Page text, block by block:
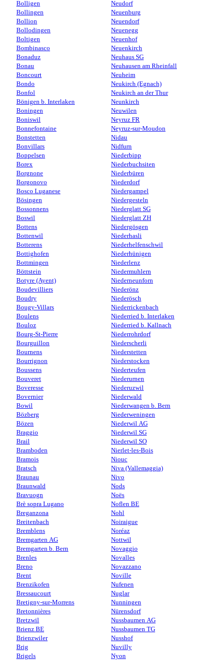
Bolligen
Bollingen
Bollion
Bollodingen
Boltigen
Bombinasco
Bonaduz
Bonau
Boncourt
Bondo
Bonfol
Bönigen b. Interlaken
Boningen
Boniswil
Bonnefontaine
Bonstetten
Bonvillars
Boppelsen
Borex
Borgnone
Borgonovo
Bosco Luganese
Bösingen
Bossonnens
Boswil
Bottens
Bottenwil
Botterens
Bottighofen
Bottmingen
Böttstein
Botyre (Ayent)
Boudevilliers
Boudry
Bougy-Villars
Boulens
Bouloz
Bourg-St-Pierre
Bourguillon
Bournens
Bourrignon
Boussens
Bouveret
Boveresse
Bovernier
Bowil
Bözberg
Bözen
Braggio
Brail
Bramboden
Bramois
Bratsch
Braunau
Braunwald
Bravuogn
Brè sopra Lugano
Breganzona
Breitenbach
Bremblens
Bremgarten AG
Bremgarten b. Bern
Brenles
Breno
Brent
Brenzikofen
Bressaucourt
Bretigny-sur-Morrens
Bretonnières
Bretzwil
Brienz BE
Brienzwiler
Brig
Brigels
Neudorf
Neuenburg
Neuendorf
Neuenegg
Neuenhof
Neuenkirch
Neuhaus SG
Neuhausen am Rheinfall
Neuheim
Neukirch (Egnach)
Neukirch an der Thur
Neunkirch
Neuwilen
Neyruz FR
Neyruz-sur-Moudon
Nidau
Nidfurn
Niederbipp
Niederbuchsiten
Niederbüren
Niederdorf
Niedergampel
Niedergesteln
Niederglatt SG
Niederglatt ZH
Niedergösgen
Niederhasli
Niederhelfenschwil
Niederhünigen
Niederlenz
Niedermuhlern
Niederneunforn
Niederönz
Niederösch
Niederrickenbach
Niederried b. Interlaken
Niederried b. Kallnach
Niederrohrdorf
Niederscherli
Niederstetten
Niederstocken
Niederteufen
Niederurnen
Niederuzwil
Niederwald
Niederwangen b. Bern
Niederweningen
Niederwil AG
Niederwil SG
Niederwil SO
Nierlet-les-Bois
Niouc
Niva (Vallemaggia)
Nivo
Nods
Noës
Noflen BE
Nohl
Noiraigue
Noréaz
Nottwil
Novaggio
Novalles
Novazzano
Noville
Nufenen
Nuglar
Nunningen
Nürensdorf
Nussbaumen AG
Nussbaumen TG
Nusshof
Nuvilly
Nyon